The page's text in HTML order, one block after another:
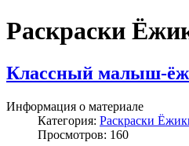
Раскраски
Классный малыш-
Информация о материале
Категория: Раскраски
Просмотров: 160